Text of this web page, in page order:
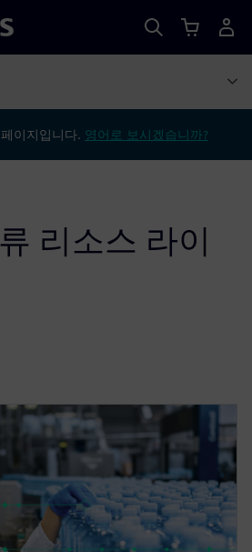
이지입니다. 영어로 보시겠습니까?
리소스 라이